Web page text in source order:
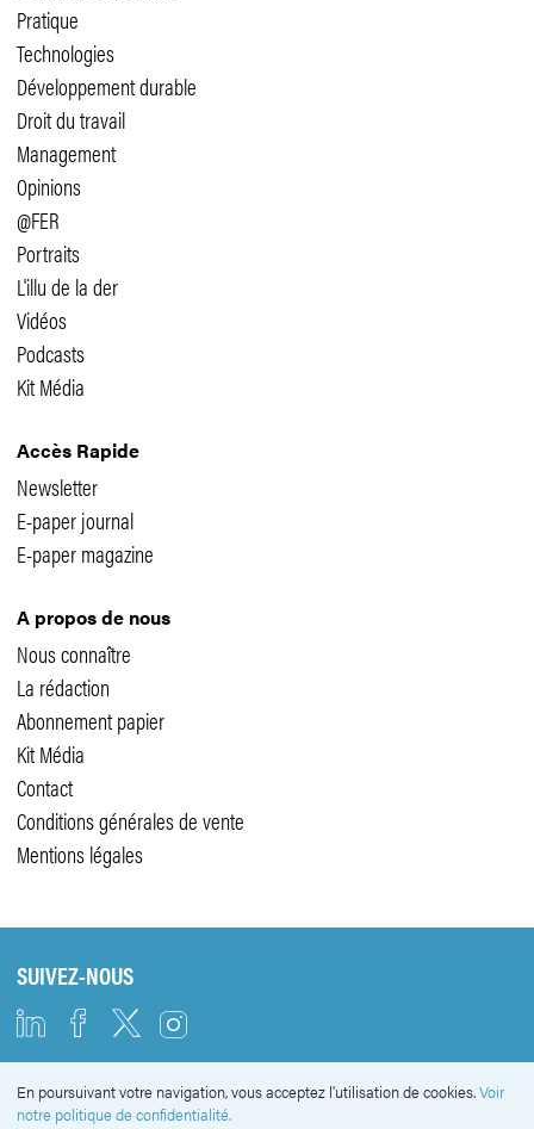
Pratique
Technologies
Développement durable
Droit du travail
Management
Opinions
@FER
Portraits
L'illu de la der
Vidéos
Podcasts
Kit Média
Accès Rapide
Newsletter
E-paper journal
E-paper magazine
A propos de nous
Nous connaître
La rédaction
Abonnement papier
Kit Média
Contact
Conditions générales de vente
Mentions légales
SUIVEZ-NOUS
NEWSLETTER
En poursuivant votre navigation, vous acceptez l'utilisation de cookies.Voir
notre politique de confidentialité.